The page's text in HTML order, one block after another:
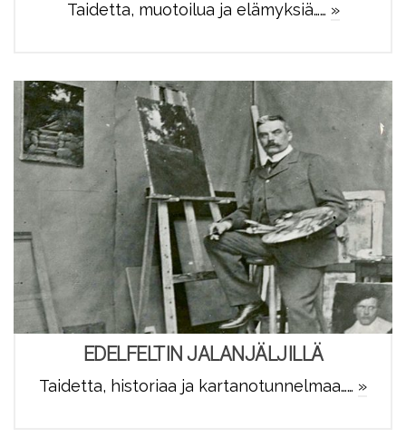
Taidetta, muotoilua ja elämyksiä…… »
EDELFELTIN JALANJÄLJILLÄ
Taidetta, historiaa ja kartanotunnelmaa…… »